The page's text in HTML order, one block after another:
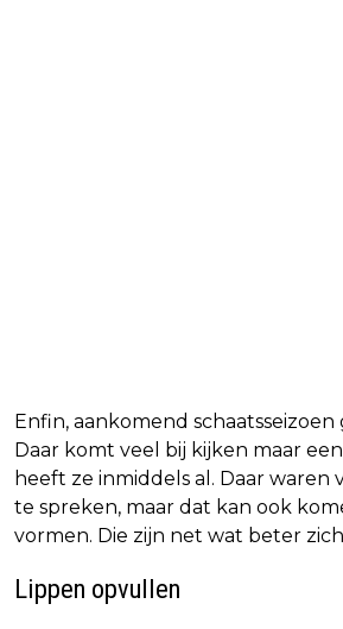
Enfin, aankomend schaatsseizoen
Daar komt veel bij kijken maar
heeft ze inmiddels al. Daar waren
te spreken, maar dat kan ook
vormen. Die zijn net wat beter
Lippen opvullen